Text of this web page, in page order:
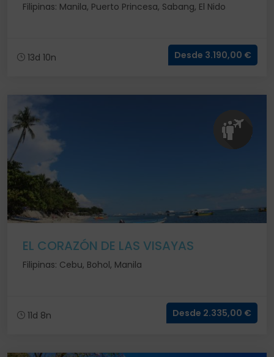
Filipinas: Manila, Puerto Princesa, Sabang, El Nido
13d 10n Desde 3.190,00 €
EL CORAZÓN DE LAS VISAYAS
Filipinas: Cebu, Bohol, Manila
11d 8n Desde 2.335,00 €